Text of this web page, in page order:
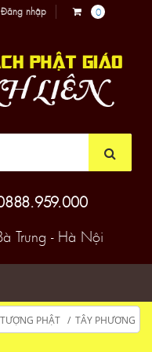
Đăng nhập 0
Trưng - Hà Nội
TƯỢNG PHẬT
TÂY PHƯƠNG